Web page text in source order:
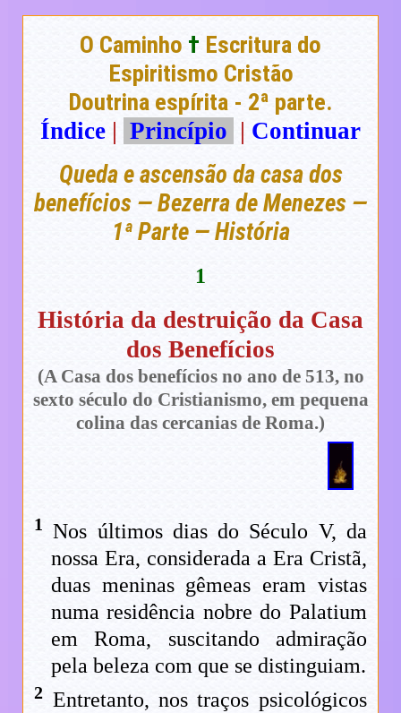
O Caminho † Escritura do
Espiritismo Cristão
Doutrina espírita - 2ª parte.
Índice | Princípio | Continuar
Queda e ascensão da casa dos
benefícios — Bezerra de Menezes —
1ª Parte — História
1
História da destruição da Casa
dos Benefícios
(A Casa dos benefícios no ano de 513, no
sexto século do Cristianismo, em pequena
colina das cercanias de Roma.)
1
Nos últimos dias do Século V, da
nossa Era, considerada a Era Cristã,
duas meninas gêmeas eram vistas
numa residência nobre do Palatium
em Roma, suscitando admiração
pela beleza com que se distinguiam.
2 Entretanto, nos traços psicológicos